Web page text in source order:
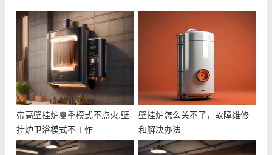
帝高壁挂炉夏季模式不点火,壁
挂炉卫浴模式不工作
壁挂炉怎么关不了，故障维修
和解决办法